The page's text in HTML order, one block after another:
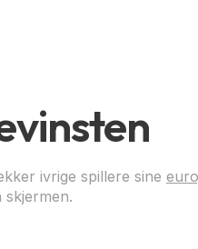
ivrige spillere sine